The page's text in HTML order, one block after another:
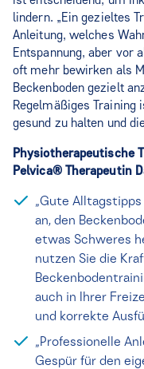
lindern. „Ein gezieltes
Anleitung, welches
Entspannung, aber vor
oft mehr bewirken als
Beckenboden gezielt
Regelmäßiges
gesund zu halten und
Physiotherapeutische
Pelvica® Therapeutin
„Gute
an, den
etwas Schweres
nutzen Sie die
auch in Ihrer
und korrekte
„Professionelle
Gespür für den